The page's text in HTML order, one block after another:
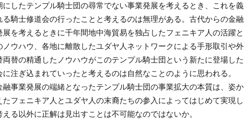
にしたテンプル騎士団の尋常でない事業発展を考えるとき、これを義
る騎士修道会の行ったことと考えるのは無理がある。古代からの金融
展を考えるときに千年間地中海貿易を独占したフェニキア人の活躍と
ノウハウ、各地に離散したユダヤ人ネットワークによる手形取引や外
両替の精通したノウハウがこのテンプル騎士団という新たに登場した
注ぎ込まれていったと考えるのは自然なことのように思われる。
融事業発展の端緒となったテンプル騎士団の事業拡大の本質は、姿か
たフェニキア人とユダヤ人の末裔たちの参入によってはじめて実現し
える以外に正解は見出すことは不可能なのではないか。